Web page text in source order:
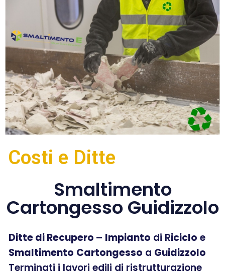
Costi e Ditte
Smaltimento
Cartongesso Guidizzolo
Ditte di Recupero – Impianto di Riciclo e
Smaltimento Cartongesso a Guidizzolo
Terminati i lavori edili di ristrutturazione